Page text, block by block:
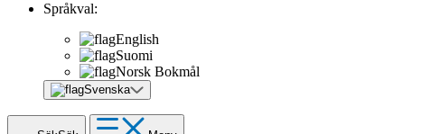
Språkval:
English
Suomi
Norsk Bokmål
Svenska